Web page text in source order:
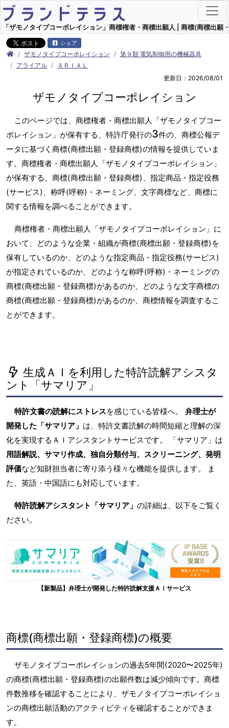
「ザモノタイプコーポレイション」商標権者・商標出願人 | 商標(商標出願
シェア
ザモノタイプコーポレイション
第９類 電気制御用の機械器具
アライアル
ＡＲＩＡＬ
更新日：2026/08/01
ザモノタイプコーポレイション
このページでは、商標権者・商標出願人「ザモノタイプコー
ポレイション」が保有する、特許庁発行の3件の、商標公報デ
ータに基づく商標(商標出願・登録商標)の情報を提供していま
す。商標権者・商標出願人「ザモノタイプコーポレイション」
が保有する、商標(商標出願・登録商標)、指定商品・指定役務
(サービス)、称呼(呼称)・ネーミング、文字商標など、商標に
関する情報を調べることができます。
商標権者・商標出願人「ザモノタイプコーポレイション」に
おいて、どのような企業・組織が商標(商標出願・登録商標)を
保有しているのか、どのような指定商品・指定役務(サービス)
が指定されているのか、どのような称呼(呼称)・ネーミングの
商標(商標出願・登録商標)があるのか、どのような文字商標の
商標(商標出願・登録商標)があるのか、商標情報を調査するこ
とができます。
生成ＡＩを利用した特許読解アシスタ
ント「サマリア」
特許文書の読解にストレスを感じている皆様へ。 弁理士が
開発した「サマリア」 は、特許文書読解の時間短縮と理解の深
化を実現するＡＩアシスタントサービスです。 「サマリア」は
用語解説、サマリ作成、独自分類付与、スクリーニング、発明
評価など知財担当者に寄り添う様々な機能を提供します。 ま
た、英語・中国語にも対応しています。
特許読解アシスタント「サマリア」 の詳細は、以下をご覧く
ださい。
【新製品】弁理士が開発した特許読解支援ＡＩサービス
商標(商標出願・登録商標)の概要
ザモノタイプコーポレイションの過去5年間(2020〜2025年)
の商標(商標出願・登録商標)の出願件数は減少傾向です。商標
件数推移を確認することにより、ザモノタイプコーポレイショ
ンの商標出願活動のアクティビティを確認することができま
す。